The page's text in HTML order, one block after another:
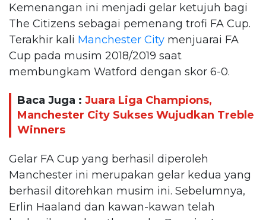
Kemenangan ini menjadi gelar ketujuh bagi
The Citizens sebagai pemenang trofi FA Cup.
Terakhir kali Manchester City menjuarai FA
Cup pada musim 2018/2019 saat
membungkam Watford dengan skor 6-0.
Baca Juga : Juara Liga Champions,
Manchester City Sukses Wujudkan Treble
Winners
Gelar FA Cup yang berhasil diperoleh
Manchester ini merupakan gelar kedua yang
berhasil ditorehkan musim ini. Sebelumnya,
Erlin Haaland dan kawan-kawan telah